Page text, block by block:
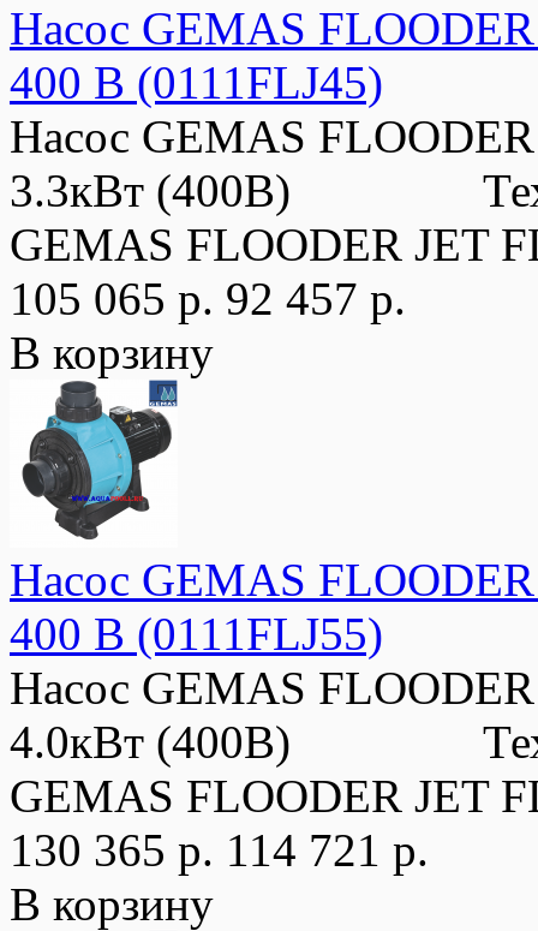
Насос GEMAS
400 В (0111FLJ45)
Насос GEMAS
3.3кВт (400В)
GEMAS FLOODER JET
105 065 р. 92 457 р.
В корзину
Насос GEMAS
400 В (0111FLJ55)
Насос GEMAS
4.0кВт (400В)
GEMAS FLOODER JET
130 365 р. 114 721 р.
В корзину